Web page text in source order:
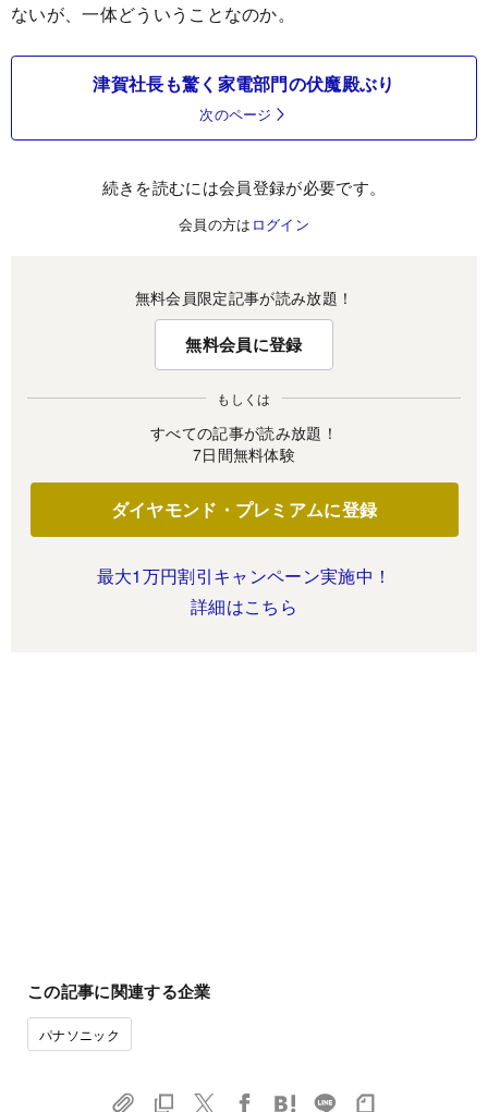
ないが、一体どういうことなのか。
津賀社長も驚く家電部門の伏魔殿ぶり
次のページ
続きを読むには会員登録が必要です。
会員の方は ログイン
無料会員限定記事が読み放題！
無料会員に登録
もしくは
すべての記事が読み放題！
7日間無料体験
ダイヤモンド・プレミアムに登録
最大1万円割引キャンペーン実施中！
詳細はこちら
この記事に関連する企業
パナソニック